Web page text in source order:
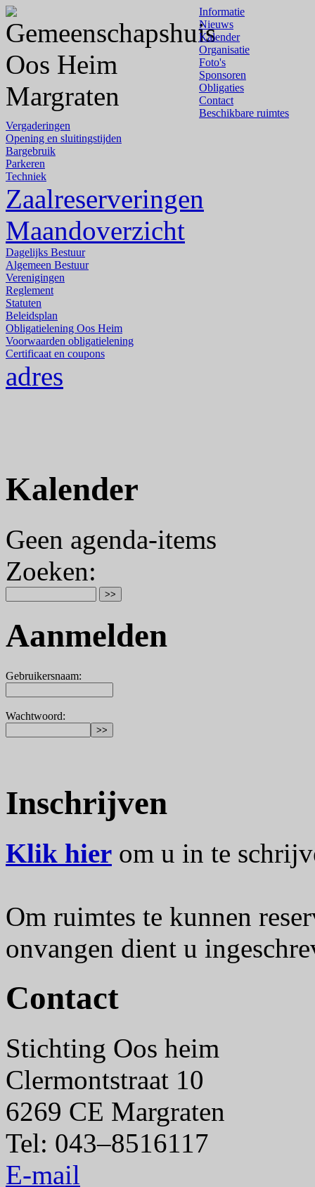
Informatie
Nieuws
Kalender
Organisatie
Foto's
Sponsoren
Obligaties
Contact
Beschikbare ruimtes
Vergaderingen
Opening en sluitingstijden
Bargebruik
Parkeren
Techniek
Zaalreserveringen
Maandoverzicht
Dagelijks Bestuur
Algemeen Bestuur
Verenigingen
Reglement
Statuten
Beleidsplan
Obligatielening Oos Heim
Voorwaarden obligatielening
Certificaat en coupons
adres
Kalender
Geen agenda-items
Zoeken:
Aanmelden
Gebruikersnaam:
Wachtwoord:
Inschrijven
Klik hier om u in te
Om ruimtes te kunnen
onvangen dient u
Contact
Stichting Oos heim
Clermontstraat 10
6269 CE Margraten
Tel: 043–8516117
E-mail